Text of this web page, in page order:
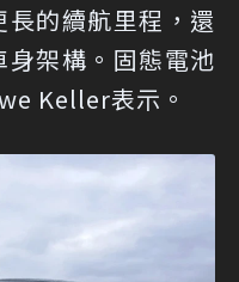
長的續航里程，還
架構。固態電池
Keller表示。